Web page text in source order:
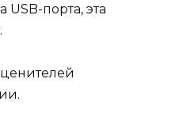
USB-порта, эта